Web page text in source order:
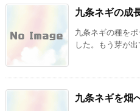
九条ネギの
九条ネギの種を
した。もう芽が
九条ネギを畑